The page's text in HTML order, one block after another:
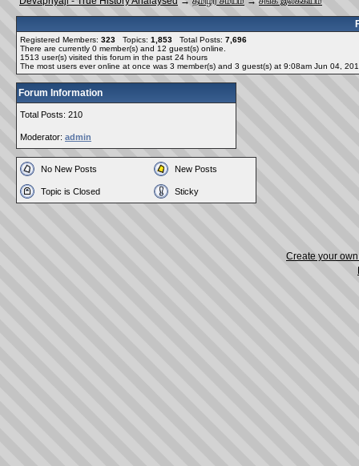
Registered Members: 323 Topics: 1,853 Total Posts: 7,696
There are currently 0 member(s) and 12 guest(s) online
1513 user(s) visited this forum in the past 24 hours
The most users ever online at once was 3 member(s) and 3 guest(s) at 9:08am Jun 04,
Forum Information
Total Posts: 210
Moderator: admin
No New Posts New Posts
Topic is Closed Sticky
Create your